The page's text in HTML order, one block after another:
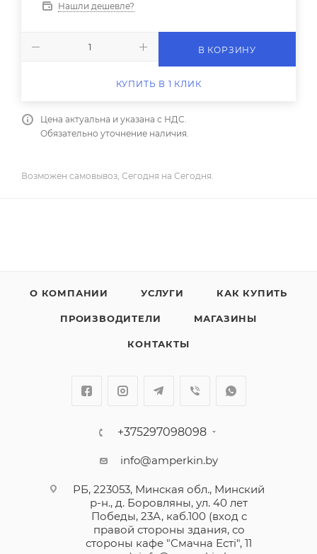
Нашли дешевле?
В КОРЗИНУ
КУПИТЬ В 1 КЛИК
Цена актуальна и указана с НДС.
Обязательно уточнение наличия.
Возможен самовывоз, Сегодня на Сегодня.
О КОМПАНИИ УСЛУГИ КАК КУПИТЬ
ПРОИЗВОДИТЕЛИ МАГАЗИНЫ
КОНТАКТЫ
+375297098098
info@amperkin.by
РБ, 223053, Минская обл., Минский
р-н., д. Боровляны, ул. 40 лет
Победы, 23А, каб.100 (вход с
правой стороны здания, со
стороны кафе "Смачна Естi", 11